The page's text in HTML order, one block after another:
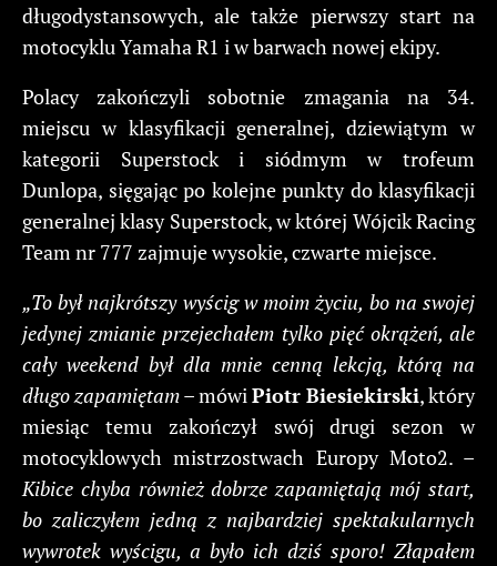
długodystansowych, ale także pierwszy start na
motocyklu Yamaha R1 i w barwach nowej ekipy.
Polacy zakończyli sobotnie zmagania na 34.
miejscu w klasyfikacji generalnej, dziewiątym w
kategorii Superstock i siódmym w trofeum
Dunlopa, sięgając po kolejne punkty do klasyfikacji
generalnej klasy Superstock, w której Wójcik Racing
Team nr 777 zajmuje wysokie, czwarte miejsce.
„To był najkrótszy wyścig w moim życiu, bo na swojej
jedynej zmianie przejechałem tylko pięć okrążeń, ale
cały weekend był dla mnie cenną lekcją, którą na
długo zapamiętam– mówi Piotr Biesiekirski, który
miesiąc temu zakończył swój drugi sezon w
motocyklowych mistrzostwach Europy Moto2. –
Kibice chyba również dobrze zapamiętają mój start,
bo zaliczyłem jedną z najbardziej spektakularnych
wywrotek wyścigu, a było ich dziś sporo! Złapałem